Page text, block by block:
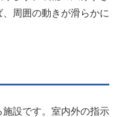
周囲の動きが滑らかに
設です。室内外の指示